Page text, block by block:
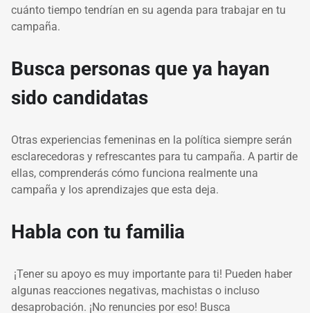
cuánto tiempo tendrían en su agenda para trabajar en tu
campaña.
Busca personas que ya hayan
sido candidatas
Otras experiencias femeninas en la política siempre serán
esclarecedoras y refrescantes para tu campaña. A partir de
ellas, comprenderás cómo funciona realmente una
campaña y los aprendizajes que esta deja.
Habla con tu familia
¡Tener su apoyo es muy importante para ti! Pueden haber
algunas reacciones negativas, machistas o incluso
desaprobación. ¡No renuncies por eso! Busca